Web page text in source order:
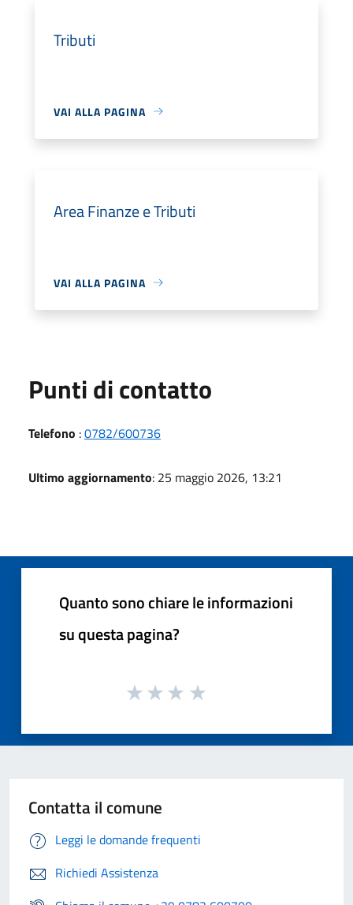
Tributi
VAI ALLA PAGINA
Area Finanze e Tributi
VAI ALLA PAGINA
Punti di contatto
Telefono :0782/600736
Ultimo aggiornamento: 25 maggio 2026, 13:21
Quanto sono chiare le informazioni
su questa pagina?
Contatta il comune
Leggi le domande frequenti
Richiedi Assistenza